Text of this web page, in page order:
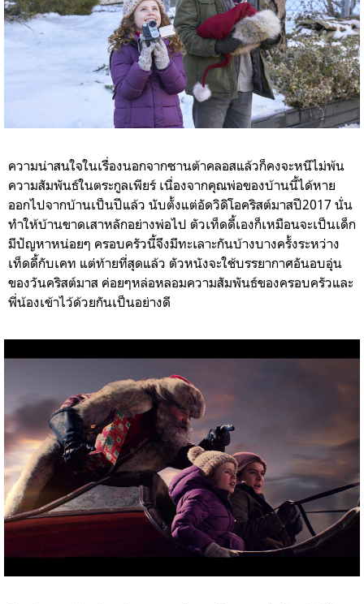
ความน่าสนใจในเรื่องนอกจากซานต้าคลอสแล้วก็คงจะหนีไม่พ้น
ความสัมพันธ์ในตระกูลเพียร์ เนื่องจากคุณพ่อของบ้านนี้ได้หาย
ออกไปจากบ้านเป็นปีแล้ว นับตั้งแต่อัดวิดิโอคริสต์มาสปี2017 นั่น
ทำให้บ้านขาดเสาหลักอย่างพ่อไป ตัวเท็ดดี้เองก็เหมือนจะเป็นเด็ก
มีปัญหาหน่อยๆ ครอบครัวนี้จึงมีทะเลาะกันบ้างบางครั้งระหว่าง
เท็ดดี้กับเคท แต่ท้ายที่สุดแล้ว ตัวหนังจะใช้บรรยากาศอันอบอุ่น
ของวันคริสต์มาส ค่อยๆหล่อหลอมความสัมพันธ์ของครอบครัวและ
พี่น้องเข้าไว้ด้วยกันเป็นอย่างดี